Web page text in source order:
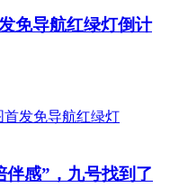
免导航红绿灯倒计
感”，九号找到了